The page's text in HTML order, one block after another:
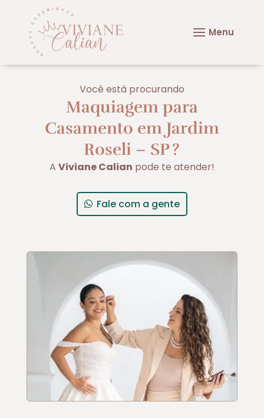
Você está procurando
Maquiagem para
Casamento em Jardim
Roseli – SP?
A Viviane Calian pode te atender!
Fale com a gente